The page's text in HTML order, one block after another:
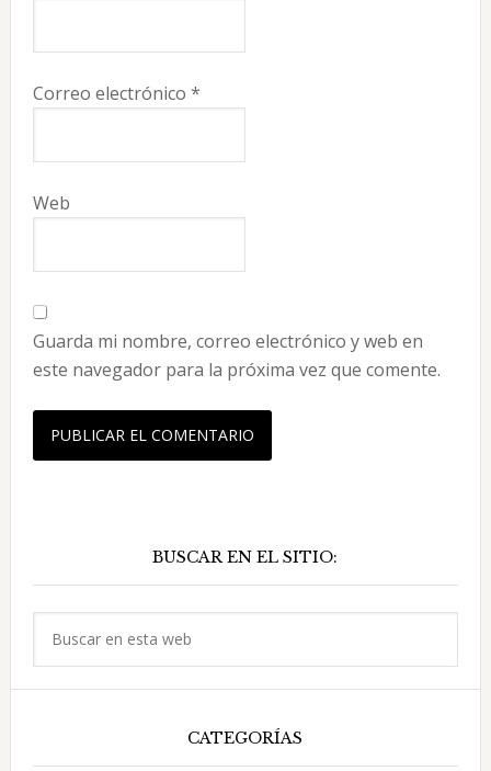
Correo electrónico *
Web
Guarda mi nombre, correo electrónico y web en
este navegador para la próxima vez que comente.
principal
BUSCAR EN EL SITIO:
CATEGORÍAS